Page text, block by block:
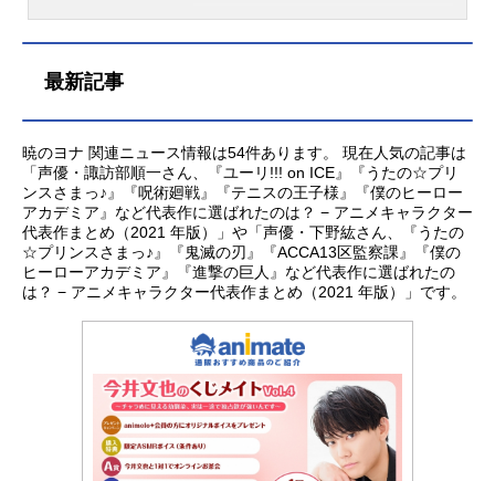
最新記事
暁のヨナ 関連ニュース情報は54件あります。 現在人気の記事は
「声優・諏訪部順一さん、『ユーリ!!! on ICE』『うたの☆プリ
ンスさまっ♪』『呪術廻戦』『テニスの王子様』『僕のヒーロー
アカデミア』など代表作に選ばれたのは？ − アニメキャラクター
代表作まとめ（2021 年版）」や「声優・下野紘さん、『うたの
☆プリンスさまっ♪』『鬼滅の刃』『ACCA13区監察課』『僕の
ヒーローアカデミア』『進撃の巨人』など代表作に選ばれたの
は？ − アニメキャラクター代表作まとめ（2021 年版）」です。